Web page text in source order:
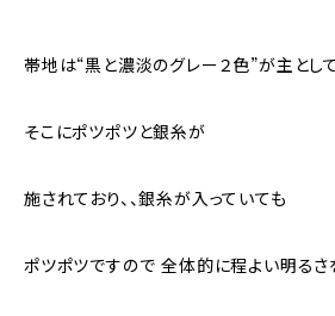
帯地は“黒と濃淡のグレー２色”が主とし
そこにポツポツと銀糸が
施されており、、銀糸が入っていても
ポツポツですので 全体的に程よい明るさ